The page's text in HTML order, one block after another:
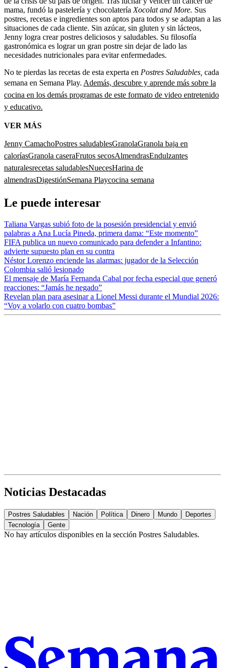
mama, fundó la pastelería y chocolatería Xocolat and More. Sus
postres, recetas e ingredientes son aptos para todos y se adaptan a las
situaciones de cada cliente. Sin azúcar, sin gluten y sin lácteos,
Jenny logra crear postres deliciosos y saludables. Su filosofía
gastronómica es lograr un gran postre sin dejar de lado las
necesidades nutricionales para evitar enfermedades.
No te pierdas las recetas de esta experta en Postres Saludables, cada
semana en Semana Play. Además, descubre y aprende más sobre la
cocina en los demás programas de este formato de video entretenido
y educativo.
VER MÁS
Jenny CamachoPostres saludablesGranolaGranola baja en
caloríasGranola caseraFrutos secosAlmendrasEndulzantes
naturalesrecetas saludablesNuecesHarina de
almendrasDigestiónSemana Playcocina semana
Le puede interesar
Taliana Vargas subió foto de la posesión presidencial y envió
palabras a Ana Lucía Pineda, primera dama: “Este momento”
FIFA publica un nuevo comunicado para defender a Infantino:
advierte supuesto plan en su contra
Néstor Lorenzo enciende las alarmas: jugador de la Selección
Colombia salió lesionado
El mensaje de María Fernanda Cabal por fecha especial que generó
reacciones: “Jamás he negado”
Revelan plan para asesinar a Lionel Messi durante el Mundial 2026:
“Voy a volarlo con cuatro bombas”
Noticias Destacadas
Postres Saludables Nación Política Dinero Mundo
Deportes
Tecnología
Gente
No hay artículos disponibles en la sección Postres Saludables.